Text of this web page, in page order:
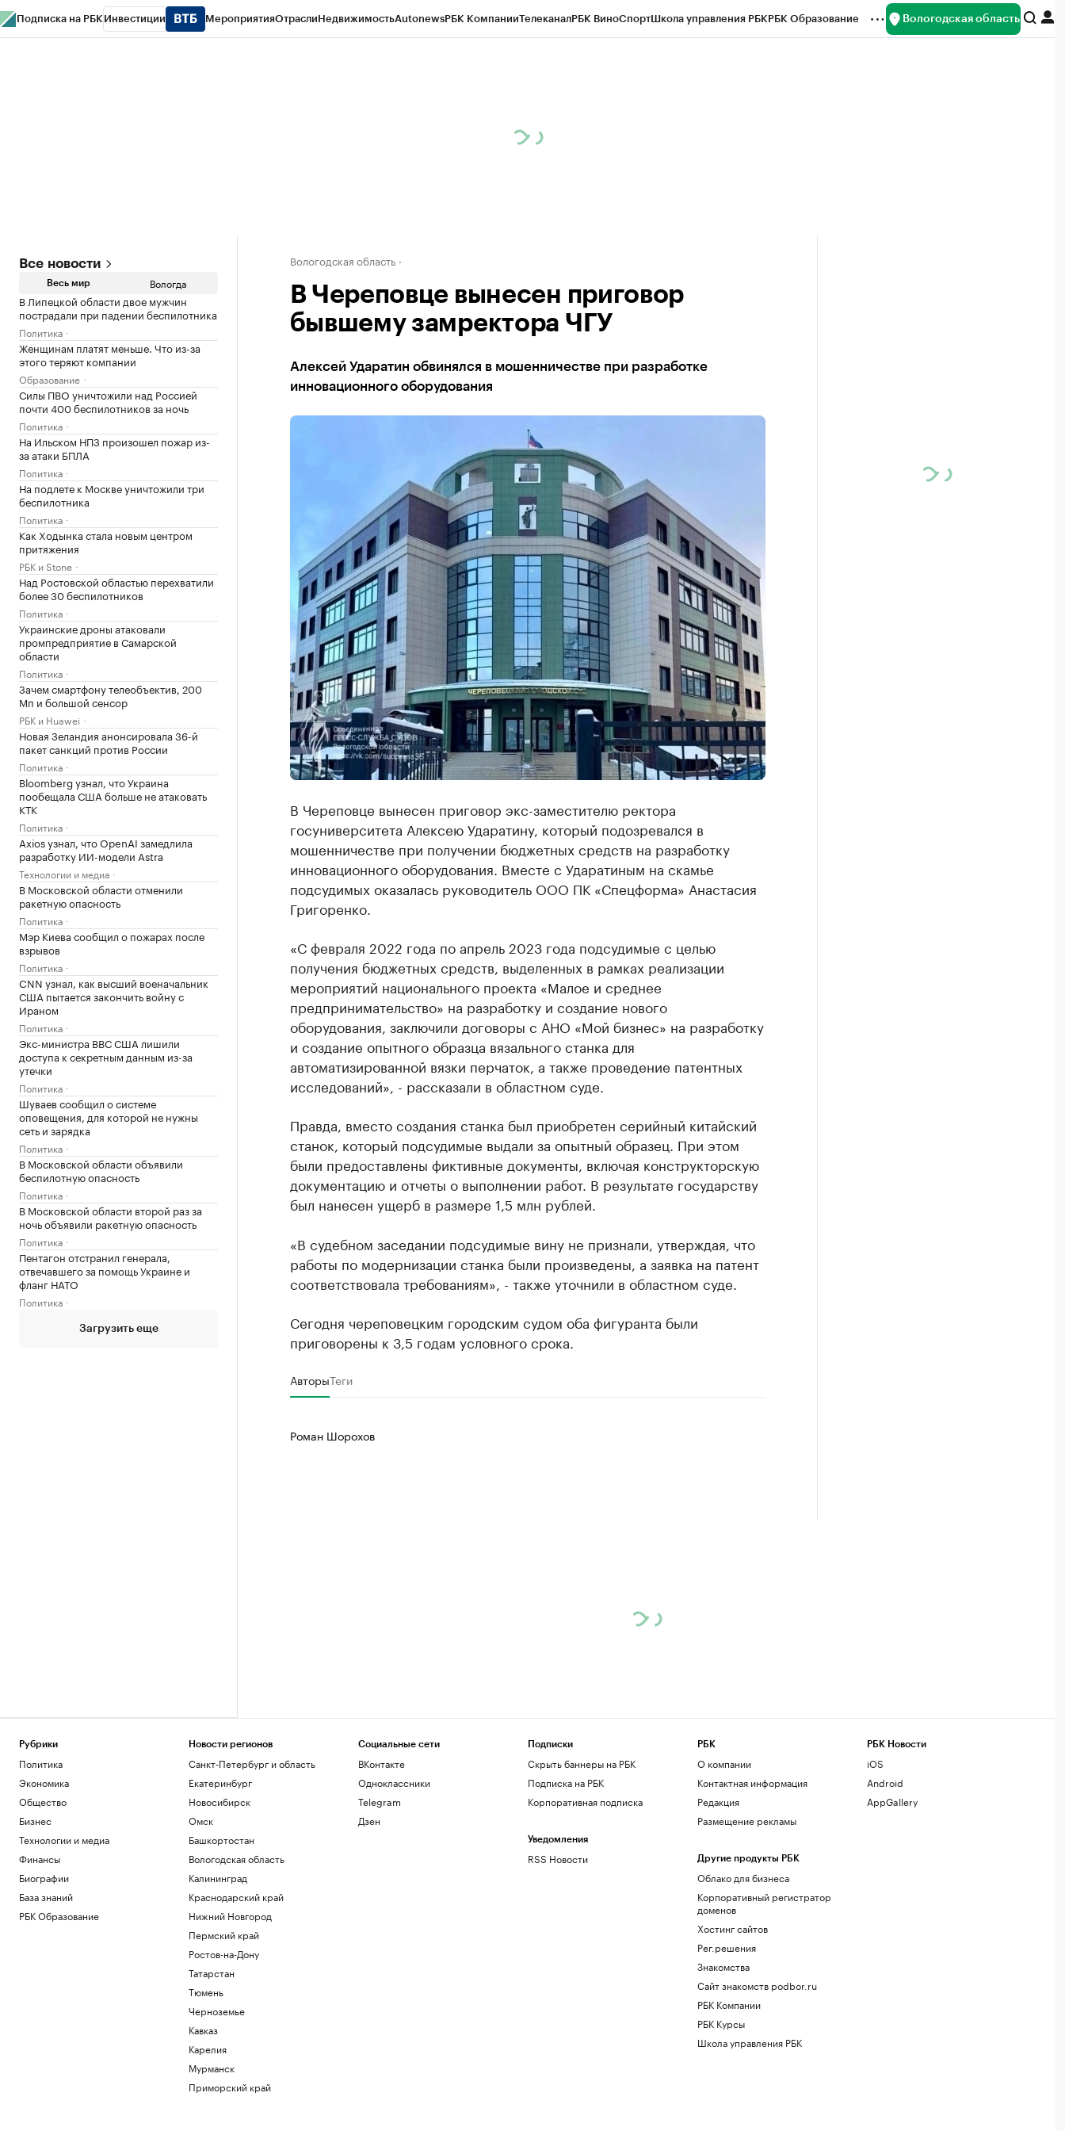
Подписка на РБК Инвестиции МероприятияОтраслиНедвижимостьAutonewsРБК КомпанииТелеканалРБК ВиноСпортШкола управления РБКРБК Образование Вологодская область
Все новости
Весь мир Вологда
В Липецкой области двое мужчин
пострадали при падении беспилотника
Политика
Женщинам платят меньше. Что из-за
этого теряют компании
Образование
Силы ПВО уничтожили над Россией
почти 400 беспилотников за ночь
Политика
На Ильском НПЗ произошел пожар из-
за атаки БПЛА
Политика
На подлете к Москве уничтожили три
беспилотника
Политика
Как Ходынка стала новым центром
притяжения
РБК и Stone
Над Ростовской областью перехватили
более 30 беспилотников
Политика
Украинские дроны атаковали
промпредприятие в Самарской
области
Политика
Зачем смартфону телеобъектив, 200
Мп и большой сенсор
РБК и Huawei
Новая Зеландия анонсировала 36-й
пакет санкций против России
Политика
Bloomberg узнал, что Украина
пообещала США больше не атаковать
КТК
Политика
Axios узнал, что OpenAI замедлила
разработку ИИ-модели Astra
Технологии и медиа
В Московской области отменили
ракетную опасность
Политика
Мэр Киева сообщил о пожарах после
взрывов
Политика
CNN узнал, как высший военачальник
США пытается закончить войну с
Ираном
Политика
Экс-министра ВВС США лишили
доступа к секретным данным из-за
утечки
Политика
Шуваев сообщил о системе
оповещения, для которой не нужны
сеть и зарядка
Политика
В Московской области объявили
беспилотную опасность
Политика
В Московской области второй раз за
ночь объявили ракетную опасность
Политика
Пентагон отстранил генерала,
отвечавшего за помощь Украине и
фланг НАТО
Политика
Загрузить еще
Вологодская область
В Череповце вынесен приговор
бывшему замректора ЧГУ
Алексей Ударатин обвинялся в мошенничестве при разработке
инновационного оборудования
В Череповце вынесен приговор экс-заместителю ректора
госуниверситета Алексею Ударатину, который подозревался в
мошенничестве при получении бюджетных средств на разработку
инновационного оборудования. Вместе с Ударатиным на скамье
подсудимых оказалась руководитель ООО ПК «Спецформа» Анастасия
Григоренко.
«С февраля 2022 года по апрель 2023 года подсудимые с целью
получения бюджетных средств, выделенных в рамках реализации
мероприятий национального проекта «Малое и среднее
предпринимательство» на разработку и создание нового
оборудования, заключили договоры с АНО «Мой бизнес» на разработку
и создание опытного образца вязального станка для
автоматизированной вязки перчаток, а также проведение патентных
исследований», - рассказали в областном суде.
Правда, вместо создания станка был приобретен серийный китайский
станок, который подсудимые выдали за опытный образец. При этом
были предоставлены фиктивные документы, включая конструкторскую
документацию и отчеты о выполнении работ. В результате государству
был нанесен ущерб в размере 1,5 млн рублей.
«В судебном заседании подсудимые вину не признали, утверждая, что
работы по модернизации станка были произведены, а заявка на патент
соответствовала требованиям», - также уточнили в областном суде.
Сегодня череповецким городским судом оба фигуранта были
приговорены к 3,5 годам условного срока.
АвторыТеги
Роман Шорохов
Рубрики
Политика
Экономика
Общество
Бизнес
Технологии и медиа
Финансы
Биографии
База знаний
РБК Образование
Новости регионов
Санкт-Петербург и область
Екатеринбург
Новосибирск
Омск
Башкортостан
Вологодская область
Калининград
Краснодарский край
Нижний Новгород
Пермский край
Ростов-на-Дону
Татарстан
Тюмень
Черноземье
Кавказ
Карелия
Мурманск
Приморский край
Социальные сети
ВКонтакте
Одноклассники
Telegram
Дзен
Подписки
Скрыть баннеры на РБК
Подписка на РБК
Корпоративная подписка
Уведомления
RSS Новости
РБК
О компании
Контактная информация
Редакция
Размещение рекламы
Другие продукты РБК
Облако для бизнеса
Корпоративный регистратор
доменов
Хостинг сайтов
Рег.решения
Знакомства
Сайт знакомств podbor.ru
РБК Компании
РБК Курсы
Школа управления РБК
РБК Новости
iOS
Android
AppGallery